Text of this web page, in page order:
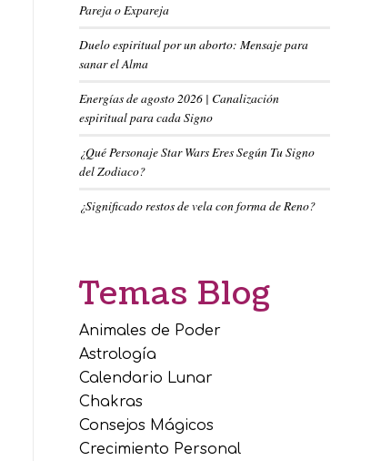
Pareja o Expareja
Duelo espiritual por un aborto: Mensaje para
sanar el Alma
Energías de agosto 2026 | Canalización
espiritual para cada Signo
¿Qué Personaje Star Wars Eres Según Tu Signo
del Zodiaco?
¿Significado restos de vela con forma de Reno?
Temas Blog
Animales de Poder
Astrología
Calendario Lunar
Chakras
Consejos Mágicos
Crecimiento Personal